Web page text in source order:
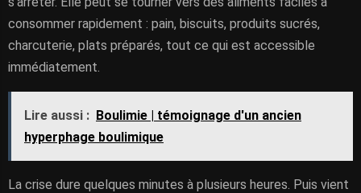
consommer rapidement : pain, biscuits, produits sucrés,
charcuterie, plats préparés, tout ce qui est accessible
immédiatement.
Lire aussi : Boulimie | témoignage d'un ancien
hyperphage boulimique
La crise dure quelques minutes à plusieurs heures. Puis vient